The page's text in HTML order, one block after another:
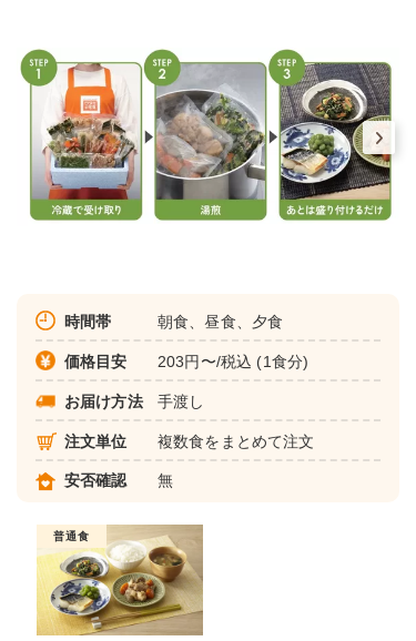
時間帯 朝食、昼食、夕食
価格目安 203円〜/税込 (1食分)
お届け方法 手渡し
注文単位 複数食をまとめて注文
安否確認 無
普通食